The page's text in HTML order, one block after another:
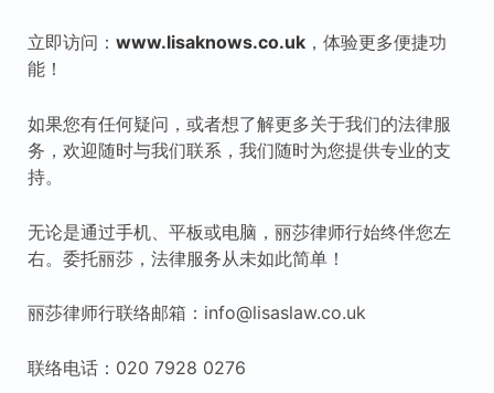
立即访问： www.lisaknows.co.uk，体验更多便捷功
能！
如果您有任何疑问，或者想了解更多关于我们的法律服
务，欢迎随时与我们联系，我们随时为您提供专业的支
持。
无论是通过手机、平板或电脑，丽莎律师行始终伴您左
右。委托丽莎，法律服务从未如此简单！
丽莎律师行联络邮箱：info@lisaslaw.co.uk
联络电话：020 7928 0276